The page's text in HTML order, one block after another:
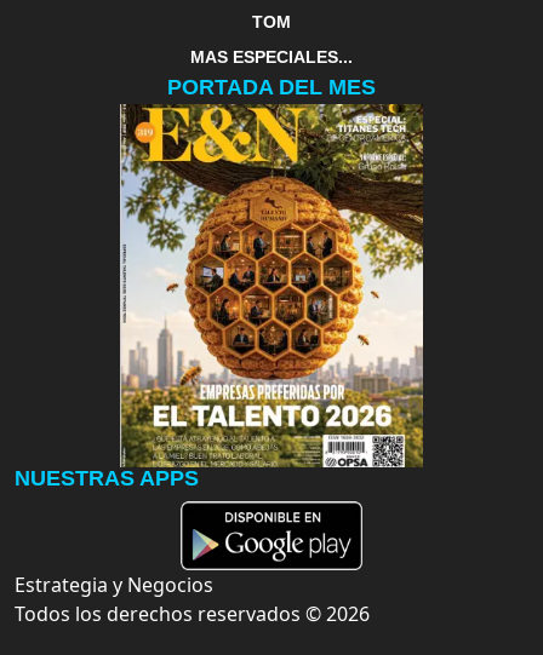
TOM
MAS ESPECIALES...
PORTADA DEL MES
NUESTRAS APPS
Estrategia y Negocios
Todos los derechos reservados ©2026